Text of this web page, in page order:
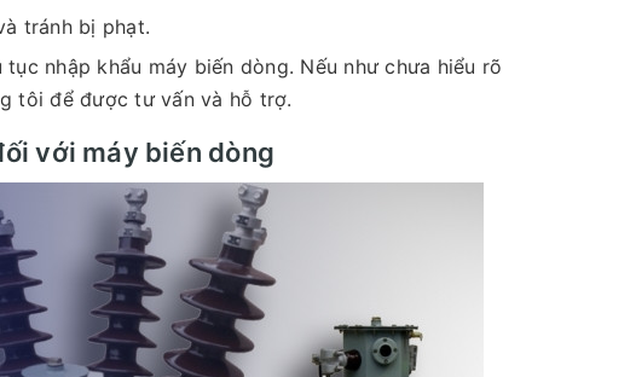
tránh bị phạt.
nhập khẩu máy biến dòng. Nếu như chưa hiểu rõ
tôi để được tư vấn và hỗ trợ.
với máy biến dòng